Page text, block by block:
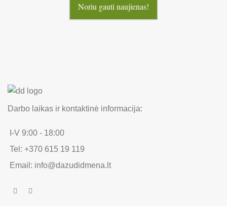
Noriu gauti naujienas!
Darbo laikas ir kontaktinė informacija:
I-V 9:00 - 18:00
Tel: +370 615 19 119
Email: info@dazudidmena.lt